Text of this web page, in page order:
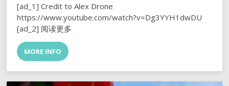
[ad_1] Credit to Alex Drone
https://www.youtube.com/watch?v=Dg3YYH1dwDU
[ad_2] 阅读更多
MORE INFO